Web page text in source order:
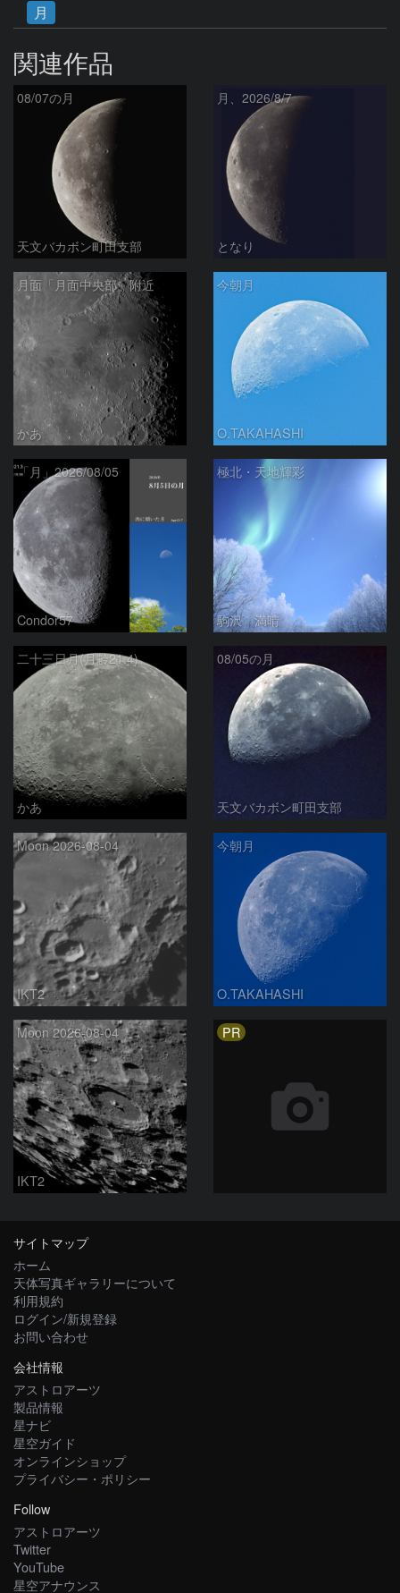
月
関連作品
08/07の月
天文バカボン町田支部
月、2026/8/7
となり
月面「月面中央部」附近
かあ
今朝月
O.TAKAHASHI
「月」2026/08/05
Condor57
極北・天地輝彩
駒沢 満晴
二十三日月(月齢21.4)
かあ
08/05の月
天文バカボン町田支部
Moon 2026-08-04
IKT2
今朝月
O.TAKAHASHI
Moon 2026-08-04
IKT2
PR
サイトマップ
ホーム
天体写真ギャラリーについて
利用規約
ログイン/新規登録
お問い合わせ
会社情報
アストロアーツ
製品情報
星ナビ
星空ガイド
オンラインショップ
プライバシー・ポリシー
Follow
アストロアーツ
Twitter
YouTube
星空アナウンス